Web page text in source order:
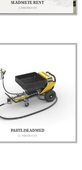
SEADMETE RENT
5 PRODUCTS
PAHTLISEADMED
11 PRODUCTS